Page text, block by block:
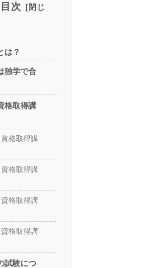
次
は？
独学で合
格取得講
格取得講
格取得講
格取得講
格取得講
試験につ